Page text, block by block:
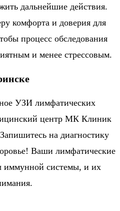
дальнейшие действия.
комфорта и доверия для
процесс обследования
и менее стрессовым.
УЗИ лимфатических
центр МК Клиник
на диагностику
Ваши лимфатические
системы, и их